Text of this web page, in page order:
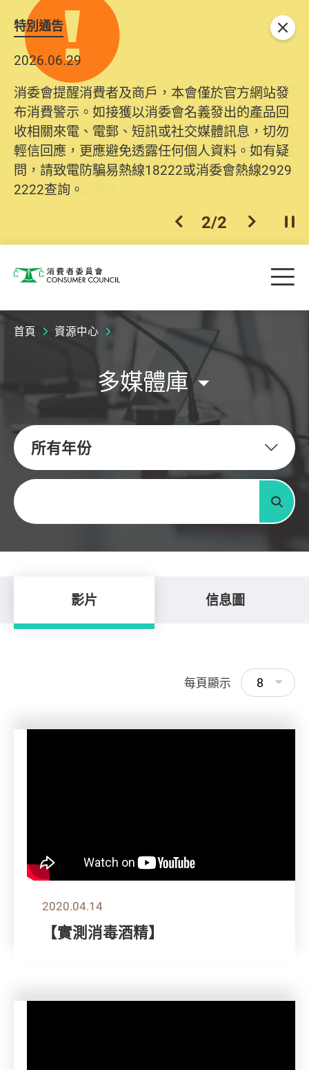
特別通告
2026.06.29
消委會提醒消費者及商戶，本會僅於官方網站發
布消費警示。如接獲以消委會名義發出的產品回
收相關來電、電郵、短訊或社交媒體訊息，切勿
輕信回應，更應避免透露任何個人資料。如有疑
問，請致電防騙易熱線18222或消委會熱線2929
2222查詢。
2025.10.31
為提升使用者體驗及網絡安全，本會的投訴處理
系統已經進行升級及推出新功能。由2025年11月
10日起，消費者需要提供基本聯絡資料（包括姓
名、電郵及電話）註冊帳戶，才可提交投訴、查
詢及建議。所有提交紀錄將清晰整合於帳戶中，
方便日後作出跟進。
上一個
2/2 下一個開
關閉
消費者委員會 目
首頁 資源中心
多媒體庫
所有年份
關鍵字
搜尋
影片 信息圖
每頁顯示 8
2020.04.14
【實測消毒酒精】